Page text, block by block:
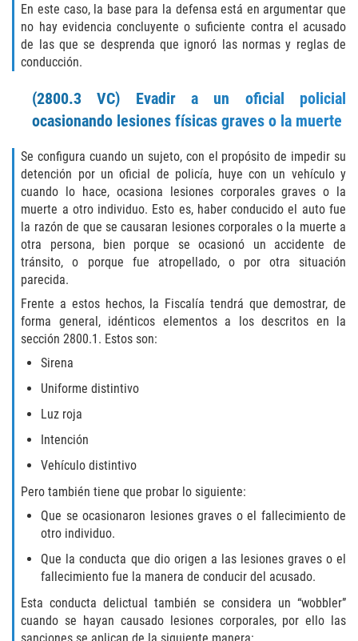
BATTERY
BATTERY ON A PEACE OFFICER ATTORNEY
BATTERY SERIOUS BODILY INJURY
CHILD ABUSE
CHILD ENDANGERMENT
CORPORAL INJURY
DOMESTIC BATTERY
DRIVING CRIMES
HIT AND RUN
UNLAWFUL USE OF A DISABILITY PLACARD
En este caso, la base para la defensa está en argumentar que
no hay evidencia concluyente o suficiente contra el acusado
de las que se desprenda que ignoró las normas y reglas de
conducción.
(2800.3 VC) Evadir a un oficial policial
ocasionando lesiones físicas graves o la muerte
Se configura cuando un sujeto, con el propósito de impedir su
detención por un oficial de policía, huye con un vehículo y
cuando lo hace, ocasiona lesiones corporales graves o la
muerte a otro individuo. Esto es, haber conducido el auto fue
la razón de que se causaran lesiones corporales o la muerte a
otra persona, bien porque se ocasionó un accidente de
tránsito, o porque fue atropellado, o por otra situación
parecida.
Frente a estos hechos, la Fiscalía tendrá que demostrar, de
forma general, idénticos elementos a los descritos en la
sección 2800.1. Estos son:
Sirena
Uniforme distintivo
Luz roja
Intención
Vehículo distintivo
Pero también tiene que probar lo siguiente:
Que se ocasionaron lesiones graves o el fallecimiento de
otro individuo.
Que la conducta que dio origen a las lesiones graves o el
fallecimiento fue la manera de conducir del acusado.
Esta conducta delictual también se considera un “wobbler”
cuando se hayan causado lesiones corporales, por ello las